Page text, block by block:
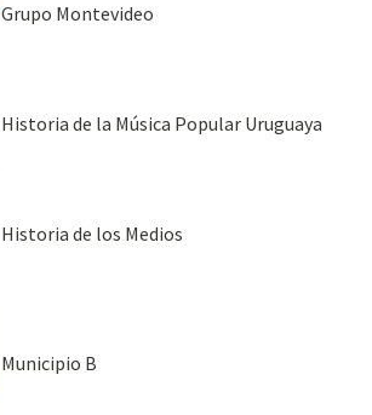
Grupo Montevideo
Historia de la Música Popular Uruguaya
Historia de los Medios
Municipio B